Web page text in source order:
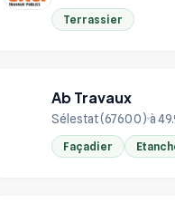
Terrassier
Ab Travaux
Sélestat (67600) à
Façadier